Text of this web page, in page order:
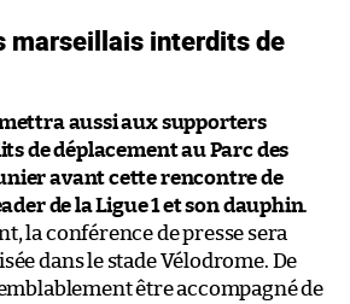
marseillais interdits de
aussi aux supporters
de déplacement au Parc des
avant cette rencontre de
de la Ligue 1 et son dauphin.
la conférence de presse sera
dans le stade Vélodrome. De
être accompagné de